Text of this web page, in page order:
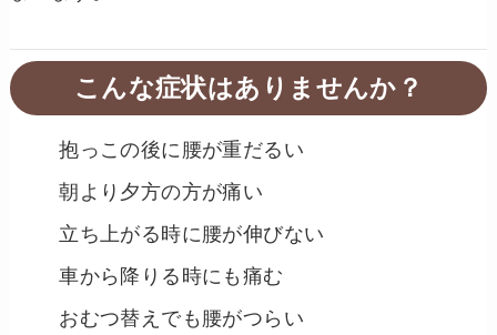
こんな症状はありませんか？
抱っこの後に腰が重だるい
朝より夕方の方が痛い
立ち上がる時に腰が伸びない
車から降りる時にも痛む
おむつ替えでも腰がつらい